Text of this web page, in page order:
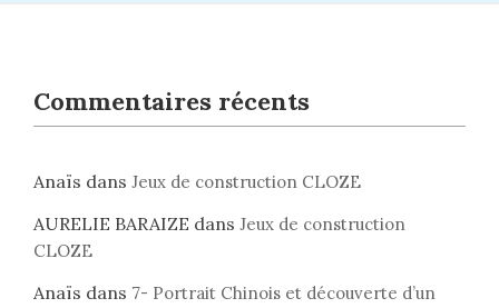
Commentaires récents
Anaïs dans Jeux de construction CLOZE
AURELIE BARAIZE dans Jeux de construction
CLOZE
Anaïs dans 7- Portrait Chinois et découverte d’un